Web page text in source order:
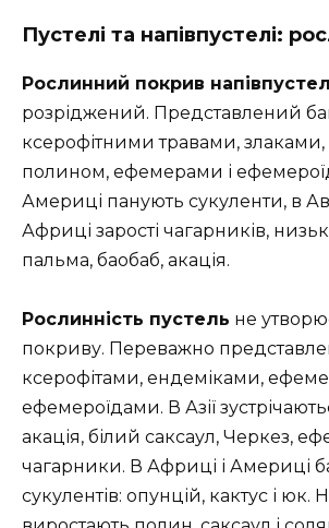
Пустелі та напівпустелі:
Рослинний покрив
розріджений. Представлений
ксерофітними травами, злаками,
полином, ефемерами і
Америці панують сукуленти, в
Африці зарості чагарників,
пальма, баобаб, акація.
Рослинність пустель не
покриву. Переважно
ксерофітами, ендеміками,
ефемероїдами. В Азії
акація, білий саксаул, Черкез,
чагарники. В Африці і Америці
сукулентів: опунцій, кактус і юк.